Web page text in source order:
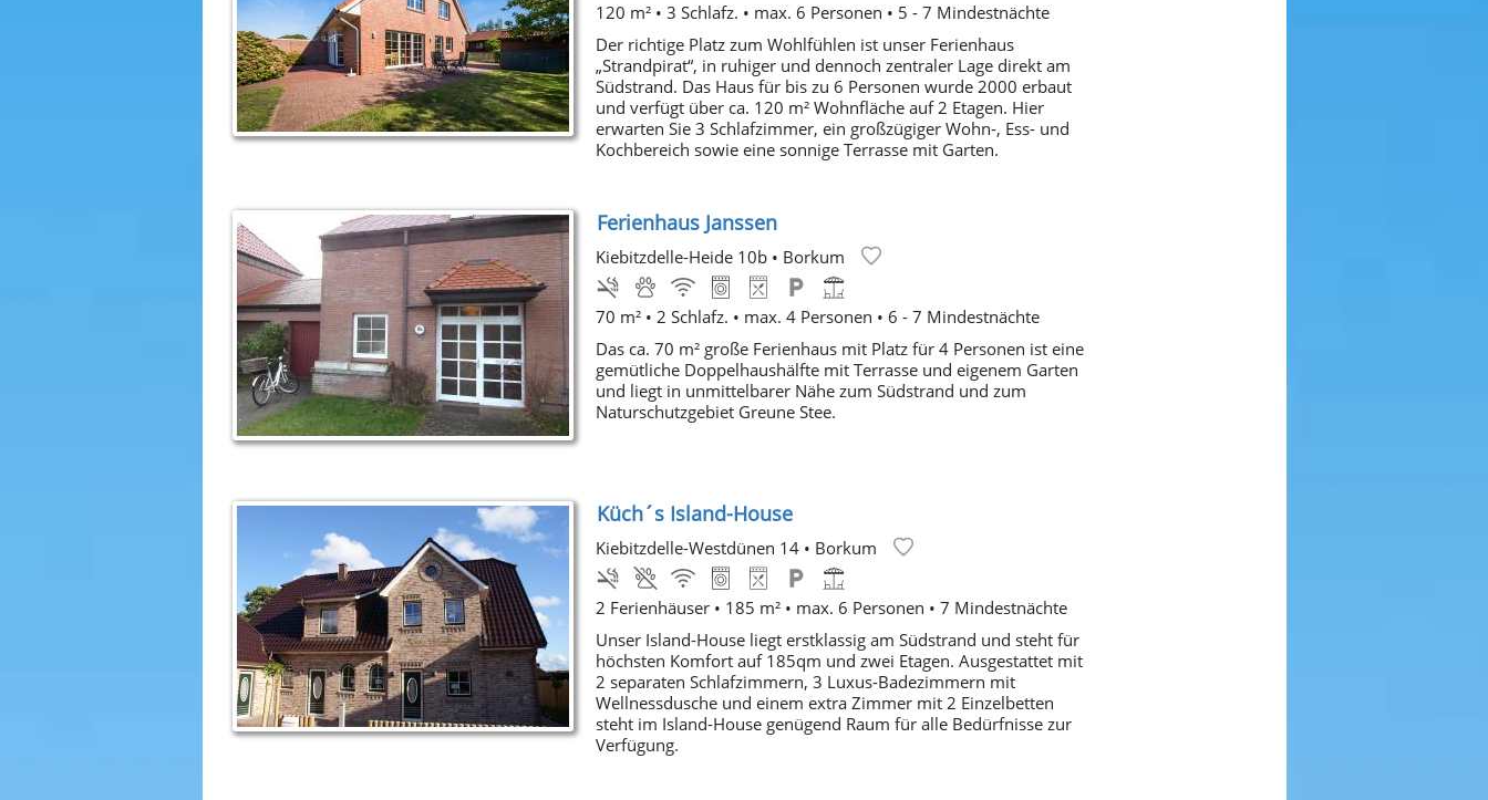
120 m² • 3 Schlafz. • max. 6 Personen • 5 - 7 Mindestnächte
Der richtige Platz zum Wohlfühlen ist unser Ferienhaus
„Strandpirat“, in ruhiger und dennoch zentraler Lage direkt am
Südstrand. Das Haus für bis zu 6 Personen wurde 2000 erbaut
und verfügt über ca. 120 m² Wohnfläche auf 2 Etagen. Hier
erwarten Sie 3 Schlafzimmer, ein großzügiger Wohn-, Ess- und
Kochbereich sowie eine sonnige Terrasse mit Garten.
Ferienhaus Janssen
Kiebitzdelle-Heide 10b• Borkum
70 m² • 2 Schlafz. • max. 4 Personen • 6 - 7 Mindestnächte
Das ca. 70 m² große Ferienhaus mit Platz für 4 Personen ist eine
gemütliche Doppelhaushälfte mit Terrasse und eigenem Garten
und liegt in unmittelbarer Nähe zum Südstrand und zum
Naturschutzgebiet Greune Stee.
Küch´s Island-House
Kiebitzdelle-Westdünen 14• Borkum
2 Ferienhäuser • 185 m² • max. 6 Personen • 7 Mindestnächte
Unser Island-House liegt erstklassig am Südstrand und steht für
höchsten Komfort auf 185qm und zwei Etagen. Ausgestattet mit
2 separaten Schlafzimmern, 3 Luxus-Badezimmern mit
Wellnessdusche und einem extra Zimmer mit 2 Einzelbetten
steht im Island-House genügend Raum für alle Bedürfnisse zur
Verfügung.